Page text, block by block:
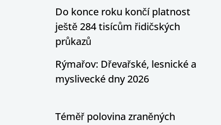
Do konce roku končí platnost
ještě 284 tisícům řidičských
průkazů
Rýmařov: Dřevařské, lesnické a
myslivecké dny 2026
Téměř polovina zraněných